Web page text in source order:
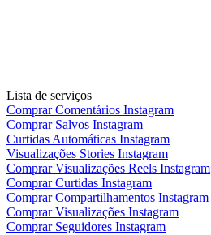
Lista de serviços
Comprar Comentários Instagram
Comprar Salvos Instagram
Curtidas Automáticas Instagram
Visualizações Stories Instagram
Comprar Visualizações Reels Instagram
Comprar Curtidas Instagram
Comprar Compartilhamentos Instagram
Comprar Visualizações Instagram
Comprar Seguidores Instagram